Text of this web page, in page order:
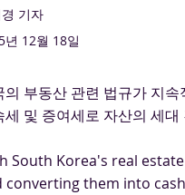
기자
년 12월 18일
의 부동산 관련 법규가 지
세 및 증여세로 자산의 세
South Korea's real
converting them into